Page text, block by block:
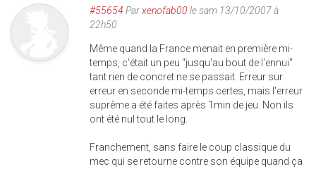
#55654 Parxenofab00 le sam 13/10/2007 à
22h50
Même quand la France menait en première mi-
temps, c'était un peu "jusqu'au bout de l'ennui"
tant rien de concret ne se passait. Erreur sur
erreur en seconde mi-temps certes, mais l'erreur
suprême a été faites après 1min de jeu. Non ils
ont été nul tout le long.
Franchement, sans faire le coup classique du
mec qui se retourne contre son équipe quand ça